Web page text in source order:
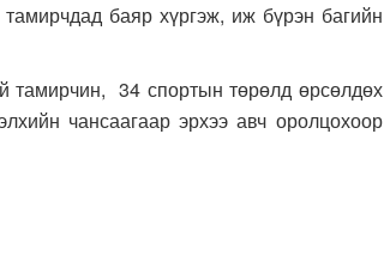
баяр хүргэж, иж бүрэн багийн
тамирчин, 34 спортын төрөлд өрсөлдөх
чансаагаар эрхээ авч оролцохоор